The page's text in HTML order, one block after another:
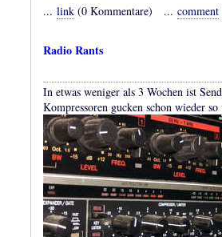
... link (0 Kommentare) ... comment
Radio Rants
In etwas weniger als 3 Wochen ist
Kompressoren gucken schon wieder